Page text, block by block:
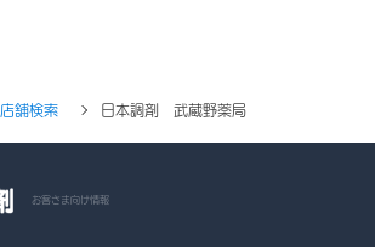
店舗検索 日本調剤 武蔵野薬局
お客さま向け情報